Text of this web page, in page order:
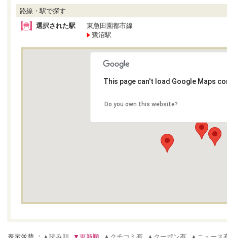
路線・駅で探す
選択された駅
東急田園都市線
鷺沼駅
This page can't load Google Maps
Do you own this website?